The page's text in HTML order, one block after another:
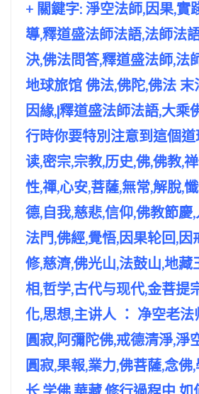
+ 關鍵字: 淨空法師,因果,實
導,釋道盛法師法語,法師法
決,佛法問答,釋道盛法師,法
地球旅馆 佛法,佛陀,佛法 末
因緣,|釋道盛法師法語,大乘
行時你要特別注意到這個道
读,密宗,宗教,历史,佛,佛教,
性,禪,心安,菩薩,無常,解脫,
德,自我,慈悲,信仰,佛教節慶
法門,佛經,覺悟,因果轮回,因
修,慈濟,佛光山,法鼓山,地藏
相,哲学,古代与现代,金菩提
化,思想,主讲人 ： 净空老法
圓寂,阿彌陀佛,戒德清淨,淨
圓寂,果報,業力,佛菩薩,念佛
长,学佛,華藏,修行過程中 如